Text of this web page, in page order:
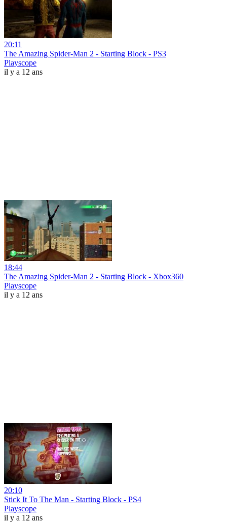
20:11
The Amazing Spider-Man 2 - Starting Block - PS3
Playscope
il y a 12 ans
18:44
The Amazing Spider-Man 2 - Starting Block - Xbox360
Playscope
il y a 12 ans
20:10
Stick It To The Man - Starting Block - PS4
Playscope
il y a 12 ans